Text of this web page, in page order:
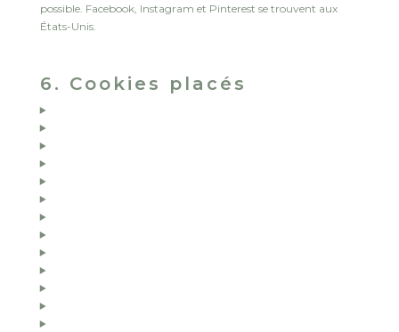
possible. Facebook, Instagram et Pinterest se trouvent aux
États-Unis.
6. Cookies placés